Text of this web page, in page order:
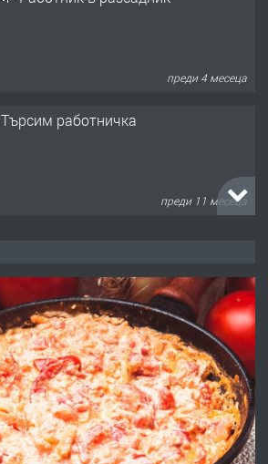
преди 4 месеца
Търсим работничка
преди 11 месеца
преди 1 година
Работа за общи работници
преди 1 година